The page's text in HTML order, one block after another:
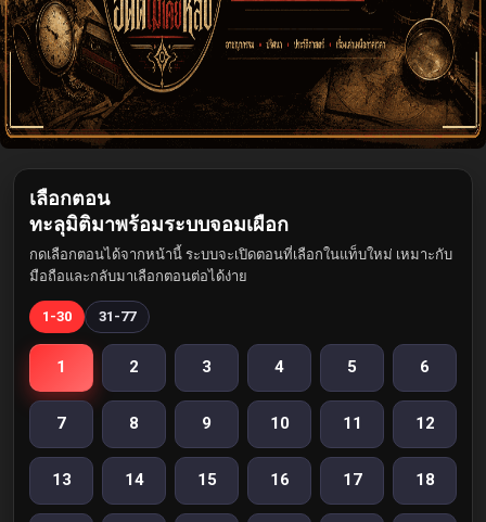
เลือกตอน
ทะลุมิติมาพร้อมระบบจอมเผือก
กดเลือกตอนได้จากหน้านี้ ระบบจะเปิดตอนที่เลือกในแท็บใหม่ เหมาะกับ
มือถือและกลับมาเลือกตอนต่อได้ง่าย
1-30 31-77
1 2 3 4 5 6
7 8 9 10 11 12
13 14 15 16 17 18